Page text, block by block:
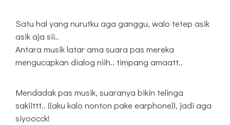
Satu hal yang nurutku aga ganggu, walo tetep asik
asik aja sii..
Antara musik latar ama suara pas mereka
mengucapkan dialog niih.. timpang amaatt..
Mendadak pas musik, suaranya bikin telinga
sakiittt.. ((aku kalo nonton pake earphone)), jadi aga
siyoocck!